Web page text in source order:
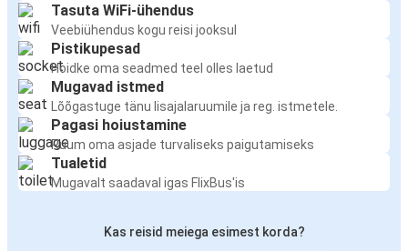
Tasuta WiFi-ühendus
Veebiühendus kogu reisi jooksul
Pistikupesad
Hoidke oma seadmed teel olles laetud
Mugavad istmed
Lõõgastuge tänu lisajalaruumile ja reg. istmetele.
Pagasi hoiustamine
Ruum oma asjade turvaliseks paigutamiseks
Tualetid
Mugavalt saadaval igas FlixBus'is
Kas reisid meiega esimest korda?